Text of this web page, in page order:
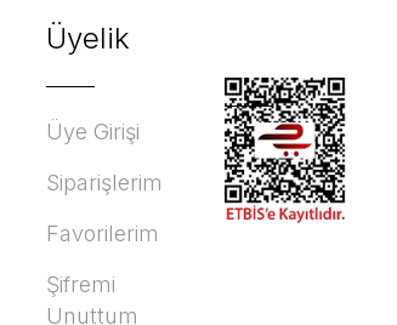
Üyelik
Üye Girişi
Siparişlerim
Favorilerim
Şifremi
Unuttum